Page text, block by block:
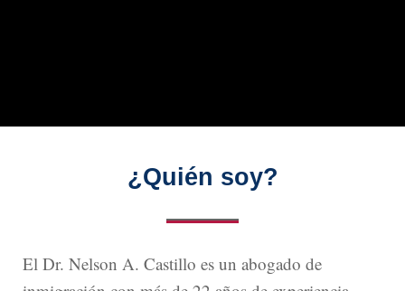
¿Quién soy?
El Dr. Nelson A. Castillo es un abogado de